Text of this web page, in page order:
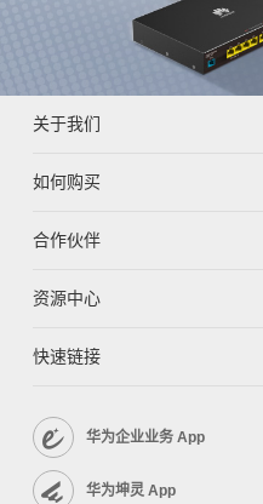
关于我们
如何购买
合作伙伴
资源中心
快速链接
华为企业业务 App
华为坤灵 App